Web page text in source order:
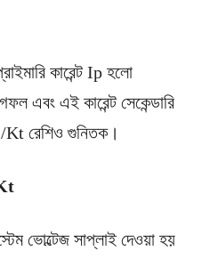
কারেন্ট Ip হলো
এবং এই কারেন্ট সেকেন্ডারি
1/Kt রেশিও গুনিতক।
ভোল্টেজ সাপ্লাই দেওয়া হয়